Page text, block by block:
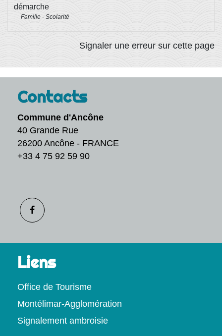
démarche
Famille - Scolarité
Signaler une erreur sur cette page
Contacts
Commune d'Ancône
40 Grande Rue
26200 Ancône - FRANCE
+33 4 75 92 59 90
Liens
Office de Tourisme
Montélimar-Agglomération
Signalement ambroisie